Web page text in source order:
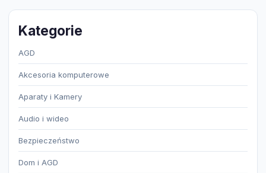
Kategorie
AGD
Akcesoria komputerowe
Aparaty i Kamery
Audio i wideo
Bezpieczeństwo
Dom i AGD